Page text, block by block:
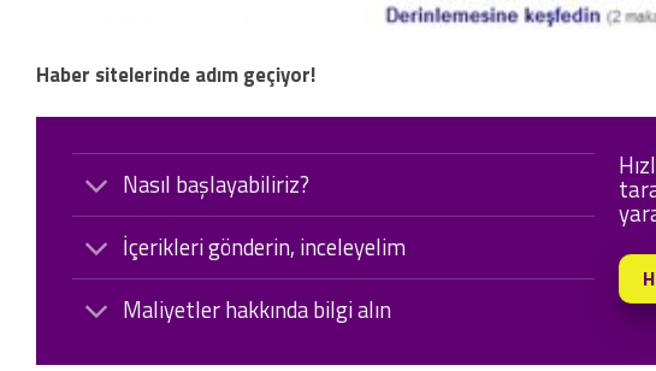
Haber sitelerinde adım geçiyor!
Nasıl başlayabiliriz?
İçerikleri gönderin, inceleyelim
Maliyetler hakkında bilgi alın